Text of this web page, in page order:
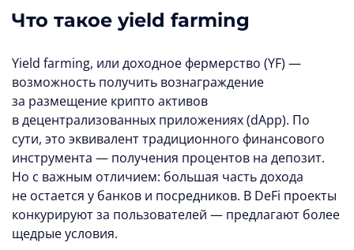
Что такое yield farming
Yield farming, или доходное фермерство (YF) —
возможность получить вознаграждение
за размещение крипто активов
в децентрализованных приложениях (dApp). По
сути, это эквивалент традиционного финансового
инструмента — получения процентов на депозит.
Но с важным отличием: большая часть дохода
не остается у банков и посредников. В DeFi проекты
конкурируют за пользователей — предлагают более
щедрые условия.